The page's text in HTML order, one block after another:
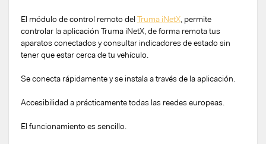
El módulo de control remoto del Truma iNetX, permite
controlar la aplicación Truma iNetX, de forma remota tus
aparatos conectados y consultar indicadores de estado sin
tener que estar cerca de tu vehículo.
Se conecta rápidamente y se instala a través de la aplicación.
Accesibilidad a prácticamente todas las reedes europeas.
El funcionamiento es sencillo.